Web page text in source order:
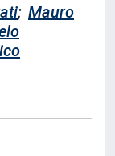
; Mauro